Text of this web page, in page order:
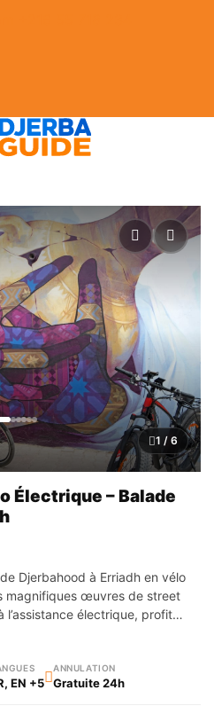
1 / 6
Électrique – Balade
Djerbahood à Erriadh en vélo
magnifiques œuvres de street
électrique, profitez
effort dans les ruelles
fresques murales réalisées
tout en découvrant
EN +5
ANNULATION
Gratuite 24h